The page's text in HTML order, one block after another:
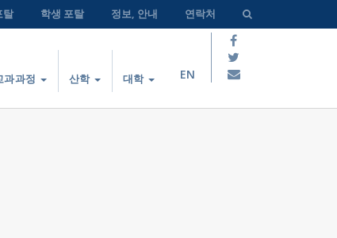
탈 학생 포탈 정보, 안내 연락처
과과정 산학 대학 EN